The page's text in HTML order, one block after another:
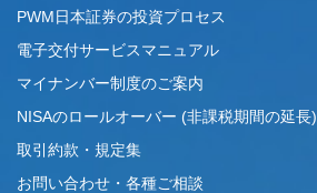
PWM日本証券の投資プロセス
電子交付サービスマニュアル
マイナンバー制度のご案内
NISAのロールオーバー (非課税期間の延長)
取引約款・規定集
お問い合わせ・各種ご相談